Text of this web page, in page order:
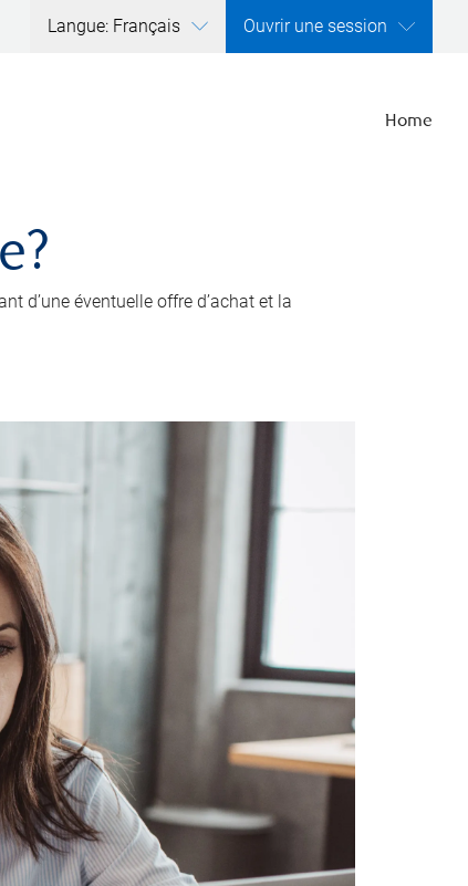
Langue: Français Ouvrir une session
Home
d’une éventuelle offre d’achat et la